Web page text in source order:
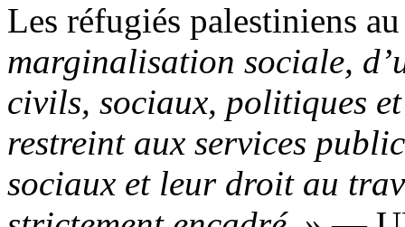
Les réfugiés palestiniens
marginalisation sociale,
civils, sociaux, politiques
restreint aux services
sociaux et leur droit au